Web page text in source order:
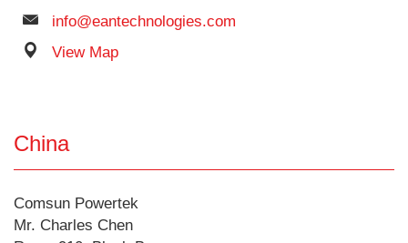
info@eantechnologies.com
View Map
China
Comsun Powertek
Mr. Charles Chen